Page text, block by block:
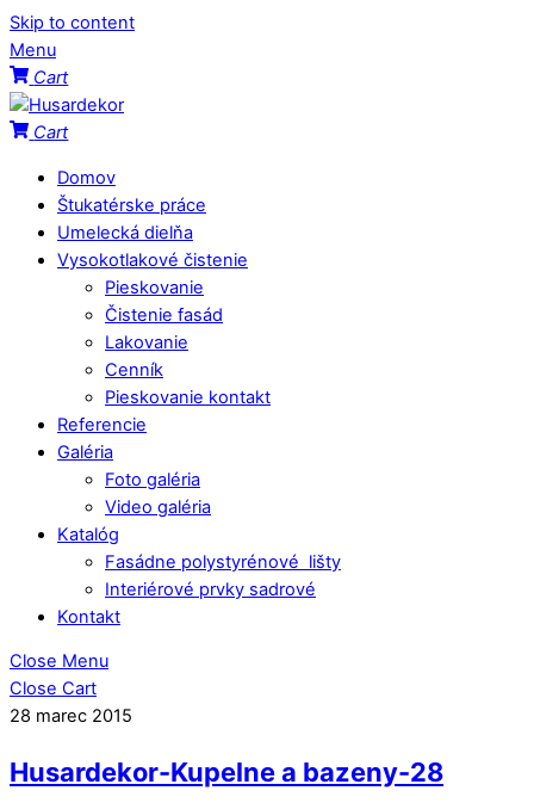
Skip to content
Menu
Cart
Cart
Domov
Štukatérske práce
Umelecká dielňa
Vysokotlakové čistenie
Pieskovanie
Čistenie fasád
Lakovanie
Cenník
Pieskovanie kontakt
Referencie
Galéria
Foto galéria
Video galéria
Katalóg
Fasádne polystyrénové lišty
Interiérové prvky sadrové
Kontakt
Close Menu
Close Cart
28 marec 2015
Husardekor-Kupelne a bazeny-28